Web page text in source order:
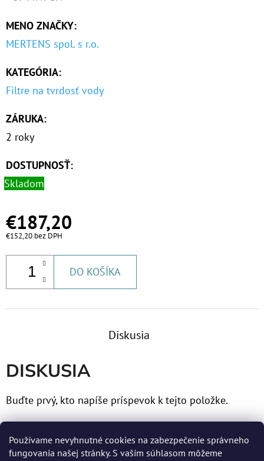
Používame nevyhnutné cookies na zabezpečenie správneho
fungovania našej stránky. S vaším súhlasom môžeme
MENO ZNAČKY:
MERTENS spol. s r.o.
KATEGÓRIA:
Filtre na tvrdosť vody
ZÁRUKA:
2 roky
DOSTUPNOSŤ:
Skladom
€187,20
€152,20 bez DPH
DO KOŠÍKA
Diskusia
DISKUSIA
Buďte prvý, kto napíše príspevok k tejto položke.
Prosímprihláste saalebo sazaregistrujte.